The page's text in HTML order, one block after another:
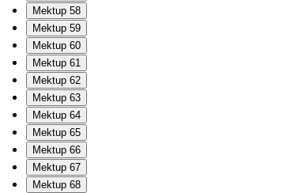
Mektup 58
Mektup 59
Mektup 60
Mektup 61
Mektup 62
Mektup 63
Mektup 64
Mektup 65
Mektup 66
Mektup 67
Mektup 68